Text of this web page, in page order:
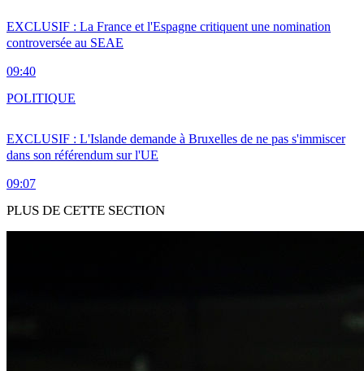
EXCLUSIF : La France et l'Espagne critiquent une nomination
controversée au SEAE
09:40
EXCLUSIF : L'Islande demande à Bruxelles de ne pas s'immiscer
dans son référendum sur l'UE
09:07
POLITIQUE
PLUS DE CETTE SECTION